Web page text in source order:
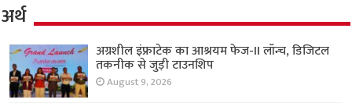
अर्थ
अग्रशील इंफ्राटेक का आश्रयम फेज-II लॉन्च, डिजिटल
तकनीक से जुड़ी टाउनशिप
August 9, 2026